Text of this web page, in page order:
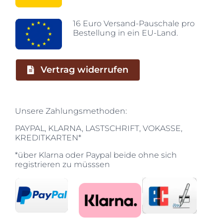
16 Euro Versand-Pauschale pro
Bestellung in ein EU-Land.
Vertrag widerrufen
Unsere Zahlungsmethoden:
PAYPAL, KLARNA, LASTSCHRIFT, VOKASSE,
KREDITKARTEN*
*über Klarna oder Paypal beide ohne sich
registrieren zu müsssen